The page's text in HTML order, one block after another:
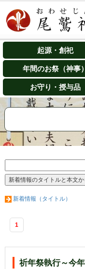
起源・創祀
年間のお祭（神事）
お守り・授与品
新着情報（タイトル）
1
祈年祭執行～今